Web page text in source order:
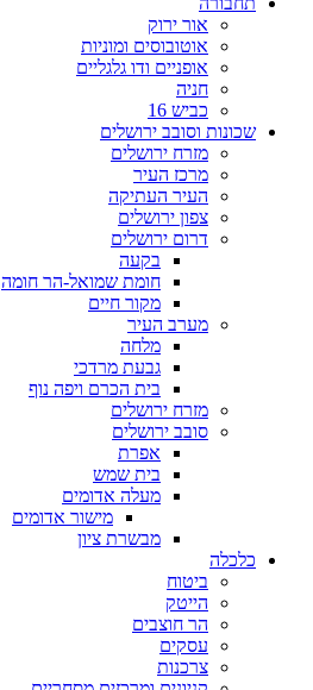
אור ירוק
אוטובוסים ומוניות
אופניים ודו גלגליים
חניה
כביש 16
שכונות וסובב ירושלים
מזרח ירושלים
מרכז העיר
העיר העתיקה
צפון ירושלים
דרום ירושלים
בקעה
חומת שמואל-הר חומה
מקור חיים
מערב העיר
מלחה
גבעת מרדכי
בית הכרם ויפה נוף
מזרח ירושלים
סובב ירושלים
אפרת
בית שמש
מעלה אדומים
מישור אדומים
מבשרת ציון
כלכלה
ביטוח
הייטק
הר חוצבים
עסקים
צרכנות